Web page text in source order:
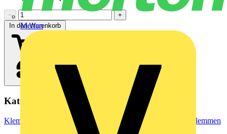
Merten
−
+
In den Warenkorb
Kategorien
Klemmen, Steckverbinder & Verbindungselemente Reihenklemmen